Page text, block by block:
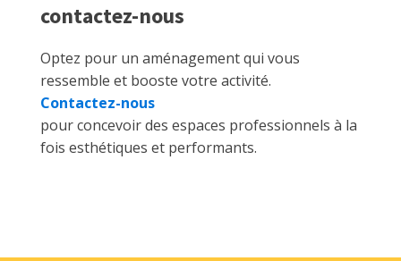
contactez-nous
Optez pour un aménagement qui vous
ressemble et booste votre activité.
Contactez-nous
pour concevoir des espaces professionnels à la
fois esthétiques et performants.